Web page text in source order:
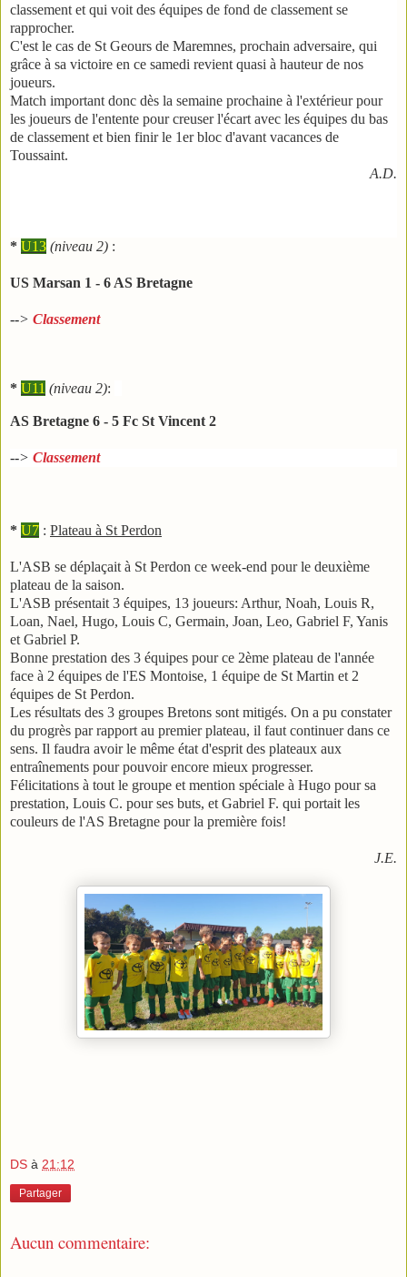
classement et qui voit des équipes de fond de classement se
rapprocher.
C'est le cas de St Geours de Maremnes, prochain adversaire, qui
grâce à sa victoire en ce samedi revient quasi à hauteur de nos
joueurs.
Match important donc dès la semaine prochaine à l'extérieur pour
les joueurs de l'entente pour creuser l'écart avec les équipes du bas
de classement et bien finir le 1er bloc d'avant vacances de
Toussaint.
A.D.
* U13 (niveau 2) :
US Marsan 1 - 6 AS Bretagne
--> Classement
* U11 (niveau 2):
AS Bretagne 6 - 5 Fc St Vincent 2
--> Classement
* U7 : Plateau à St Perdon
L'ASB se déplaçait à St Perdon ce week-end pour le deuxième
plateau de la saison.
L'ASB présentait 3 équipes, 13 joueurs: Arthur, Noah, Louis R,
Loan, Nael, Hugo, Louis C, Germain, Joan, Leo, Gabriel F, Yanis
et Gabriel P.
Bonne prestation des 3 équipes pour ce 2ème plateau de l'année
face à 2 équipes de l'ES Montoise, 1 équipe de St Martin et 2
équipes de St Perdon.
Les résultats des 3 groupes Bretons sont mitigés. On a pu constater
du progrès par rapport au premier plateau, il faut continuer dans ce
sens. Il faudra avoir le même état d'esprit des plateaux aux
entraînements pour pouvoir encore mieux progresser.
Félicitations à tout le groupe et mention spéciale à Hugo pour sa
prestation, Louis C. pour ses buts, et Gabriel F. qui portait les
couleurs de l'AS Bretagne pour la première fois!
J.E.
DS à 21:12
Partager
Aucun commentaire: